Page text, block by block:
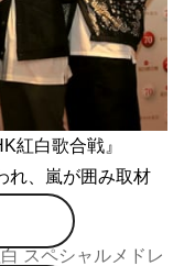
紅白歌合戦』
れ、嵐が囲み取材
スペシャルメドレ